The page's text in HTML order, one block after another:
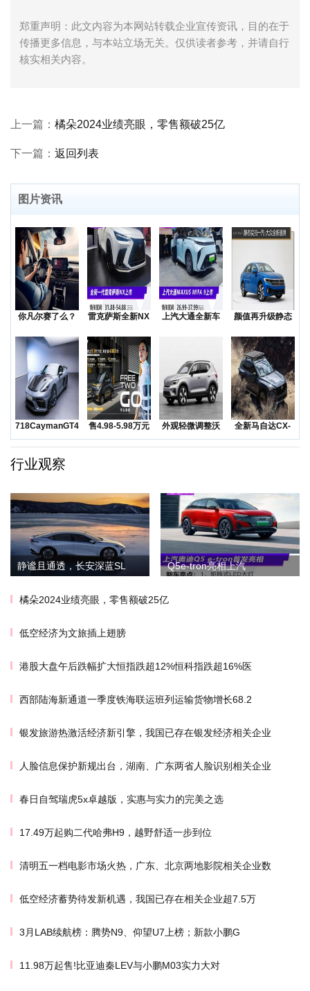
郑重声明：此文内容为本网站转载企业宣传资讯，目的在于
传播更多信息，与本站立场无关。仅供读者参考，并请自行
核实相关内容。
上一篇： 橘朵2024业绩亮眼，零售额破25亿
下一篇： 返回列表
图片资讯
你凡尔赛了么？
降价
雷克萨斯全新NX
上汽大通全新车
颜值再升级静态
新
718CaymanGT4RS
领衔
售4.98-5.98万元
五菱Na
外观轻微调整沃
尔沃发布海外版
全新马自达CX-
50越野SUV正
行业观察
静谧且通透，长安深蓝SL Q5e-tron亮相上汽
橘朵2024业绩亮眼，零售额破25亿
低空经济为文旅插上翅膀
港股大盘午后跌幅扩大恒指跌超12%恒科指跌超16%医
西部陆海新通道一季度铁海联运班列运输货物增长68.2
银发旅游热激活经济新引擎，我国已存在银发经济相关企业
人脸信息保护新规出台，湖南、广东两省人脸识别相关企业
春日自驾瑞虎5x卓越版，实惠与实力的完美之选
17.49万起购二代哈弗H9，越野舒适一步到位
清明五一档电影市场火热，广东、北京两地影院相关企业数
低空经济蓄势待发新机遇，我国已存在相关企业超7.5万
3月LAB续航榜：腾势N9、仰望U7上榜；新款小鹏G
11.98万起售!比亚迪秦LEV与小鹏M03实力大对